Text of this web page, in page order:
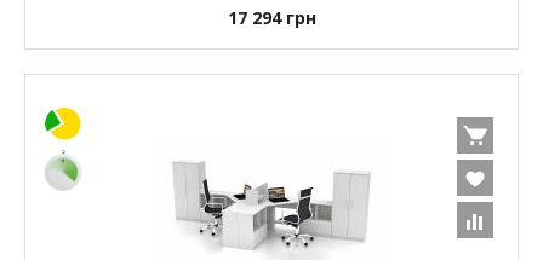
17 294 грн